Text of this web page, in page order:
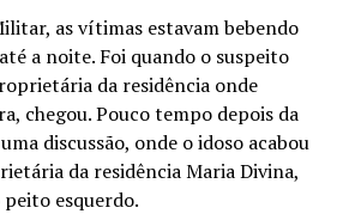
as vítimas estavam bebendo
a noite. Foi quando o suspeito
da residência onde
chegou. Pouco tempo depois da
discussão, onde o idoso acabou
da residência Maria Divina,
esquerdo.